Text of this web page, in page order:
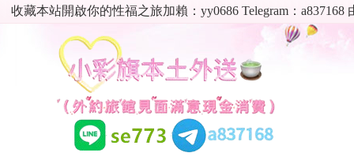
收藏本站開啟你的性福之旅加賴：yy0686 Telegram：